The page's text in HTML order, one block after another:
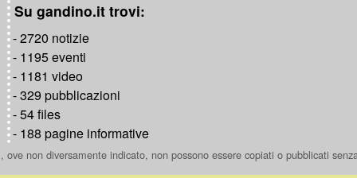
Su gandino.it trovi:
- 2720 notizie
- 1195 eventi
- 1181 video
- 329 pubblicazioni
- 54 files
- 188 pagine informative
ove non diversamente indicato, non possono essere copiati o pubblicati